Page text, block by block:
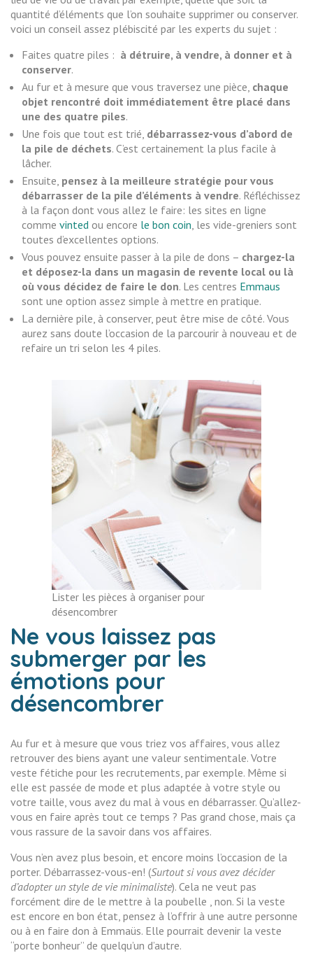
quantité d’éléments que l’on souhaite supprimer ou conserver.
voici un conseil assez plébiscité par les experts du sujet :
Faites quatre piles : à détruire, à vendre, à donner et à
conserver.
Au fur et à mesure que vous traversez une pièce, chaque
objet rencontré doit immédiatement être placé dans
une des quatre piles.
Une fois que tout est trié, débarrassez-vous d’abord de
la pile de déchets. C’est certainement la plus facile à
lâcher.
Ensuite, pensez à la meilleure stratégie pour vous
débarrasser de la pile d’éléments à vendre. Réfléchissez
à la façon dont vous allez le faire: les sites en ligne
comme vinted ou encore le bon coin, les vide-greniers sont
toutes d’excellentes options.
Vous pouvez ensuite passer à la pile de dons – chargez-la
et déposez-la dans un magasin de revente local ou là
où vous décidez de faire le don. Les centres Emmaus
sont une option assez simple à mettre en pratique.
La dernière pile, à conserver, peut être mise de côté. Vous
aurez sans doute l’occasion de la parcourir à nouveau et de
refaire un tri selon les 4 piles.
Lister les pièces à organiser pour
désencombrer
Ne vous laissez pas
submerger par les
émotions pour
désencombrer
Au fur et à mesure que vous triez vos affaires, vous allez
retrouver des biens ayant une valeur sentimentale. Votre
veste fétiche pour les recrutements, par exemple. Même si
elle est passée de mode et plus adaptée à votre style ou
votre taille, vous avez du mal à vous en débarrasser. Qu’allez-
vous en faire après tout ce temps ? Pas grand chose, mais ça
vous rassure de la savoir dans vos affaires.
Vous n’en avez plus besoin, et encore moins l’occasion de la
porter. Débarrassez-vous-en! (Surtout si vous avez décider
d’adopter un style de vie minimaliste). Cela ne veut pas
forcément dire de le mettre à la poubelle , non. Si la veste
est encore en bon état, pensez à l’offrir à une autre personne
ou à en faire don à Emmaüs. Elle pourrait devenir la veste
“porte bonheur” de quelqu’un d’autre.